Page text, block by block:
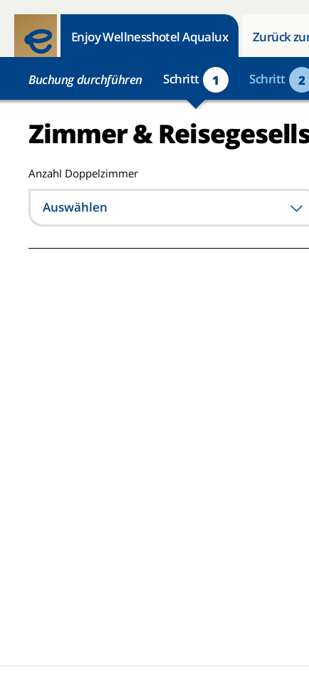
Enjoy Wellnesshotel Aqualux Zurück
Buchung durchführen Schritt 1 Schritt 2
Zimmer &
Anzahl Doppelzimmer
Auswählen